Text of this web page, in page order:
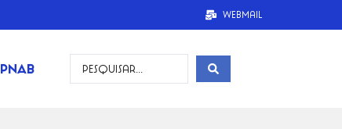
Webmail
PNAB